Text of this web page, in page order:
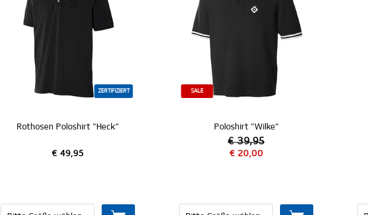
ZERTIFIZIERT
Rothosen Poloshirt "Heck"
€ 49,95
SALE
Poloshirt "Wilke"
€ 39,95
€ 20,00